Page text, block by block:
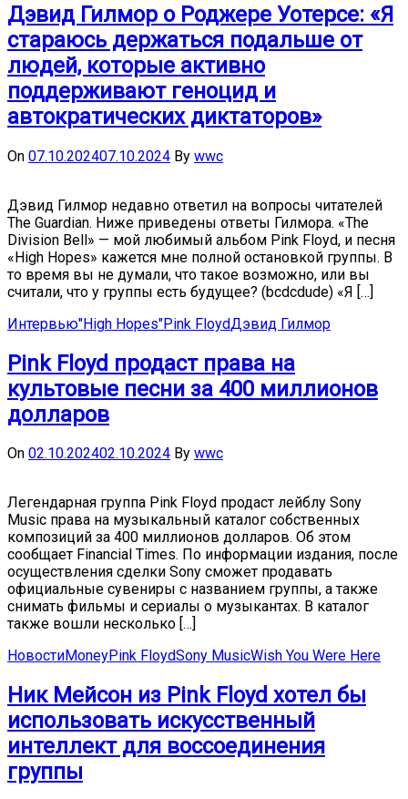
Дэвид Гилмор о Роджере Уотерсе: «Я
стараюсь держаться подальше от
людей, которые активно
поддерживают геноцид и
автократических диктаторов»
On 07.10.202407.10.2024 By wwc
Дэвид Гилмор недавно ответил на вопросы читателей
The Guardian. Ниже приведены ответы Гилмора. «The
Division Bell» — мой любимый альбом Pink Floyd, и песня
«High Hopes» кажется мне полной остановкой группы. В
то время вы не думали, что такое возможно, или вы
считали, что у группы есть будущее? (bcdcdude) «Я […]
Интервью"High Hopes"Pink FloydДэвид Гилмор
Pink Floyd продаст права на
культовые песни за 400 миллионов
долларов
On 02.10.202402.10.2024 By wwc
Легендарная группа Pink Floyd продаст лейблу Sony
Music права на музыкальный каталог собственных
композиций за 400 миллионов долларов. Об этом
сообщает Financial Times. По информации издания, после
осуществления сделки Sony сможет продавать
официальные сувениры с названием группы, а также
снимать фильмы и сериалы о музыкантах. В каталог
также вошли несколько […]
НовостиMoneyPink FloydSony MusicWish You Were Here
Ник Мейсон из Pink Floyd хотел бы
использовать искусственный
интеллект для воссоединения
группы